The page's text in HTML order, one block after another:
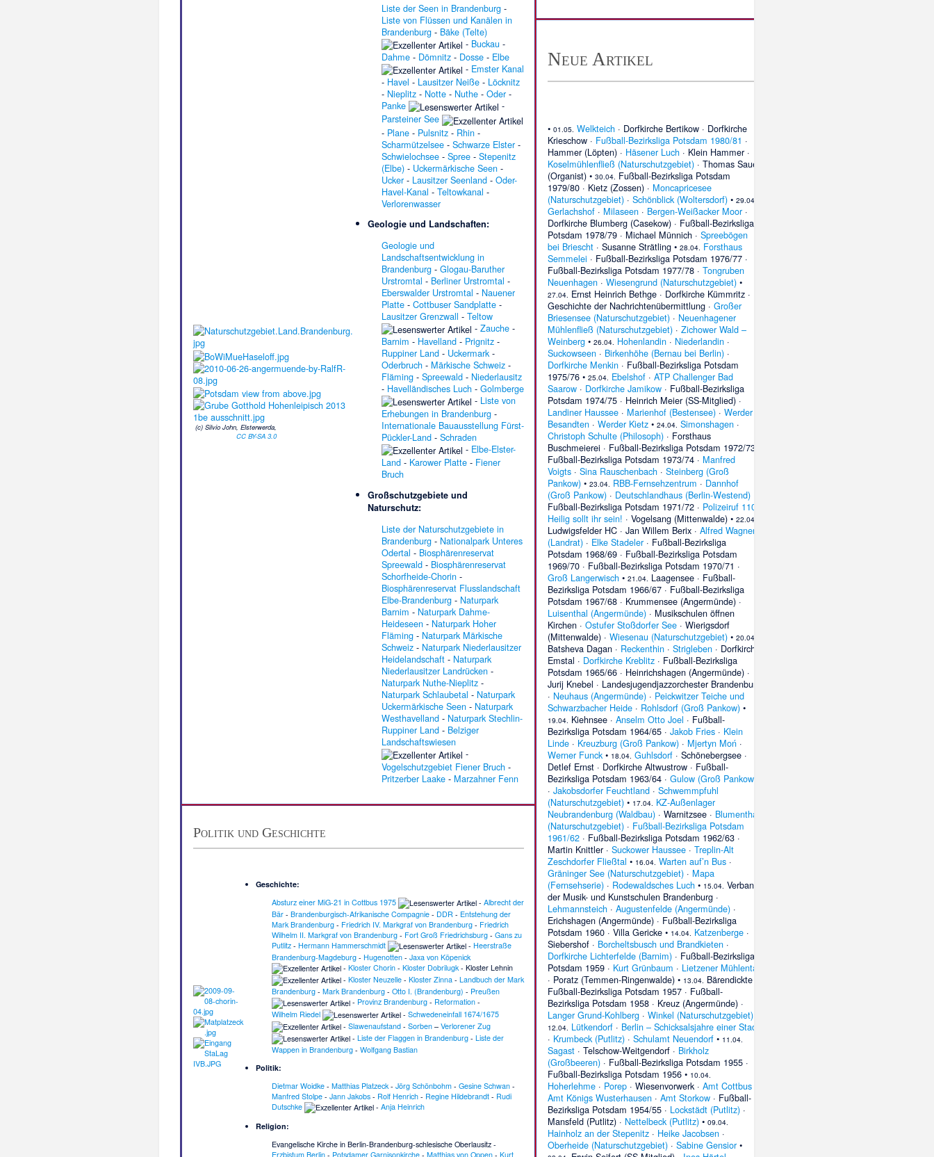
(c) Silvio John, Elsterwerda,
CC BY-SA 3.0
Liste der Seen in Brandenburg-
Liste von Flüssen und Kanälen in
Brandenburg- Bäke (Telte)
- Buckau -
Dahme- Dömnitz- Dosse- Elbe
- Emster Kanal
- Havel - Lausitzer Neiße- Löcknitz
- Nieplitz- Notte- Nuthe- Oder-
Panke
-
Parsteiner See
- Plane- Pulsnitz- Rhin-
Scharmützelsee- Schwarze Elster-
Schwielochsee- Spree- Stepenitz
(Elbe)- Uckermärkische Seen-
Ucker- Lausitzer Seenland- Oder-
Havel-Kanal - Teltowkanal -
Verlorenwasser
Geologie und Landschaften:
Geologie und
Landschaftsentwicklung in
Brandenburg- Glogau-Baruther
Urstromtal - Berliner Urstromtal -
Eberswalder Urstromtal - Nauener
Platte- Cottbuser Sandplatte-
Lausitzer Grenzwall - Teltow
- Zauche-
Barnim - Havelland- Prignitz-
Ruppiner Land- Uckermark-
Oderbruch- Märkische Schweiz-
Fläming- Spreewald- Niederlausitz
- Havelländisches Luch- Golmberge
- Liste von
Erhebungen in Brandenburg-
Internationale Bauausstellung Fürst-
Pückler-Land- Schraden
- Elbe-Elster-
Land- Karower Platte- Fiener
Bruch
Großschutzgebiete und
Naturschutz:
Liste der Naturschutzgebiete in
Brandenburg- Nationalpark Unteres
Odertal - Biosphärenreservat
Spreewald- Biosphärenreservat
Schorfheide-Chorin-
Biosphärenreservat Flusslandschaft
Elbe-Brandenburg- Naturpark
Barnim - Naturpark Dahme-
Heideseen- Naturpark Hoher
Fläming- Naturpark Märkische
Schweiz- Naturpark Niederlausitzer
Heidelandschaft- Naturpark
Niederlausitzer Landrücken-
Naturpark Nuthe-Nieplitz-
Naturpark Schlaubetal - Naturpark
Uckermärkische Seen- Naturpark
Westhavelland- Naturpark Stechlin-
Ruppiner Land- Belziger
Landschaftswiesen
-
Vogelschutzgebiet Fiener Bruch-
Pritzerber Laake- Marzahner Fenn
Politik und Geschichte
Geschichte:
Absturz einer MiG-21 in Cottbus 1975
- Albrecht der
Bär- Brandenburgisch-Afrikanische Compagnie- DDR - Entstehung der
Mark Brandenburg- Friedrich IV. Markgraf von Brandenburg- Friedrich
Wilhelm II. Markgraf von Brandenburg- Fort Groß Friedrichsburg- Gans zu
Putlitz- Hermann Hammerschmidt - Heerstraße
Brandenburg-Magdeburg- Hugenotten- Jaxa von Köpenick
- Kloster Chorin- Kloster Dobrilugk- Kloster Lehnin
- Kloster Neuzelle- Kloster Zinna- Landbuch der Mark
Brandenburg- Mark Brandenburg- Otto I. (Brandenburg) - Preußen
- Provinz Brandenburg- Reformation-
Wilhelm Riedel
- Schwedeneinfall 1674/1675
- Slawenaufstand- Sorben– Verlorener Zug
- Liste der Flaggen in Brandenburg- Liste der
Wappen in Brandenburg- Wolfgang Bastian
Politik:
Dietmar Woidke- Matthias Platzeck- Jörg Schönbohm- Gesine Schwan-
Manfred Stolpe- Jann Jakobs- Rolf Henrich- Regine Hildebrandt- Rudi
Dutschke
- Anja Heinrich
Religion:
Evangelische Kirche in Berlin-Brandenburg-schlesische Oberlausitz-
Erzbistum Berlin- Potsdamer Garnisonkirche- Matthias von Oppen- Kurt
Neue Artikel
• 01.05. Welkteich· Dorfkirche Bertikow· Dorfkirche
Krieschow· Fußball-Bezirksliga Potsdam 1980/81 ·
Hammer (Löpten)· Häsener Luch· Klein Hammer·
Koselmühlenfließ (Naturschutzgebiet)· Thomas Sauer
(Organist)• 30.04. Fußball-Bezirksliga Potsdam
1979/80· Kietz (Zossen)· Moncapricesee
(Naturschutzgebiet)· Schönblick (Woltersdorf)• 29.04.
Gerlachshof· Milaseen· Bergen-Weißacker Moor·
Dorfkirche Blumberg (Casekow)· Fußball-Bezirksliga
Potsdam 1978/79· Michael Münnich· Spreebögen
bei Briescht· Susanne Strätling• 28.04. Forsthaus
Semmelei · Fußball-Bezirksliga Potsdam 1976/77·
Fußball-Bezirksliga Potsdam 1977/78· Tongruben
Neuenhagen· Wiesengrund (Naturschutzgebiet)•
27.04. Ernst Heinrich Bethge· Dorfkirche Kümmritz·
Geschichte der Nachrichtenübermittlung· Großer
Briesensee (Naturschutzgebiet)· Neuenhagener
Mühlenfließ (Naturschutzgebiet)· Zichower Wald –
Weinberg• 26.04. Hohenlandin· Niederlandin·
Suckowseen· Birkenhöhe (Bernau bei Berlin)·
Dorfkirche Menkin· Fußball-Bezirksliga Potsdam
1975/76• 25.04. Ebelshof· ATP Challenger Bad
Saarow· Dorfkirche Jamikow· Fußball-Bezirksliga
Potsdam 1974/75· Heinrich Meier (SS-Mitglied)·
Landiner Haussee· Marienhof (Bestensee)· Werder
Besandten· Werder Kietz• 24.04. Simonshagen·
Christoph Schulte (Philosoph)· Forsthaus
Buschmeierei · Fußball-Bezirksliga Potsdam 1972/73
Fußball-Bezirksliga Potsdam 1973/74· Manfred
Voigts· Sina Rauschenbach· Steinberg (Groß
Pankow)• 23.04. RBB-Fernsehzentrum · Dannhof
(Groß Pankow)· Deutschlandhaus (Berlin-Westend)·
Fußball-Bezirksliga Potsdam 1971/72· Polizeiruf 110:
Heilig sollt ihr sein! · Vogelsang (Mittenwalde)• 22.04.
Ludwigsfelder HC· Jan Willem Berix· Alfred Wagner
(Landrat)· Elke Stadeler· Fußball-Bezirksliga
Potsdam 1968/69· Fußball-Bezirksliga Potsdam
1969/70· Fußball-Bezirksliga Potsdam 1970/71 ·
Groß Langerwisch• 21.04. Laagensee· Fußball-
Bezirksliga Potsdam 1966/67· Fußball-Bezirksliga
Potsdam 1967/68· Krummensee (Angermünde)·
Luisenthal (Angermünde)· Musikschulen öffnen
Kirchen· Ostufer Stoßdorfer See· Wierigsdorf
(Mittenwalde)· Wiesenau (Naturschutzgebiet)• 20.04.
Batsheva Dagan· Reckenthin· Strigleben· Dorfkirche
Emstal · Dorfkirche Kreblitz· Fußball-Bezirksliga
Potsdam 1965/66· Heinrichshagen (Angermünde)·
Jurij Knebel · Landesjugendjazzorchester Brandenburg
· Neuhaus (Angermünde)· Peickwitzer Teiche und
Schwarzbacher Heide· Rohlsdorf (Groß Pankow)•
19.04. Kiehnsee· Anselm Otto Joel · Fußball-
Bezirksliga Potsdam 1964/65· Jakob Fries· Klein
Linde· Kreuzburg (Groß Pankow)· Mjertyn Moń·
Werner Funck• 18.04. Guhlsdorf· Schönebergsee·
Detlef Ernst· Dorfkirche Altwustrow· Fußball-
Bezirksliga Potsdam 1963/64· Gulow (Groß Pankow)
· Jakobsdorfer Feuchtland· Schwemmpfuhl
(Naturschutzgebiet)• 17.04. KZ-Außenlager
Neubrandenburg (Waldbau)· Warnitzsee· Blumenthal
(Naturschutzgebiet)· Fußball-Bezirksliga Potsdam
1961/62· Fußball-Bezirksliga Potsdam 1962/63·
Martin Knittler· Suckower Haussee· Treplin-Alt
Zeschdorfer Fließtal • 16.04. Warten auf’n Bus·
Gräninger See (Naturschutzgebiet)· Mapa
(Fernsehserie)· Rodewaldsches Luch• 15.04. Verband
der Musik- und Kunstschulen Brandenburg·
Lehmannsteich· Augustenfelde (Angermünde)·
Erichshagen (Angermünde)· Fußball-Bezirksliga
Potsdam 1960· Villa Gericke• 14.04. Katzenberge·
Siebershof· Borcheltsbusch und Brandkieten·
Dorfkirche Lichterfelde (Barnim)· Fußball-Bezirksliga
Potsdam 1959· Kurt Grünbaum · Lietzener Mühlental
· Poratz (Temmen-Ringenwalde)• 13.04. Bärendickte·
Fußball-Bezirksliga Potsdam 1957· Fußball-
Bezirksliga Potsdam 1958· Kreuz (Angermünde)·
Langer Grund-Kohlberg· Winkel (Naturschutzgebiet)•
12.04. Lütkendorf· Berlin – Schicksalsjahre einer Stadt
· Krumbeck (Putlitz)· Schulamt Neuendorf• 11.04.
Sagast· Telschow-Weitgendorf· Birkholz
(Großbeeren)· Fußball-Bezirksliga Potsdam 1955·
Fußball-Bezirksliga Potsdam 1956• 10.04.
Hoherlehme· Porep· Wiesenvorwerk· Amt Cottbus·
Amt Königs Wusterhausen· Amt Storkow· Fußball-
Bezirksliga Potsdam 1954/55· Lockstädt (Putlitz)·
Mansfeld (Putlitz)· Nettelbeck (Putlitz)• 09.04.
Hainholz an der Stepenitz· Heike Jacobsen·
Oberheide (Naturschutzgebiet)· Sabine Gensior•